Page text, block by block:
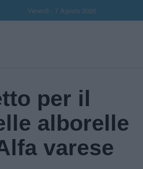
Venerdi , 7 Agosto 2026
per il
alborelle
varese